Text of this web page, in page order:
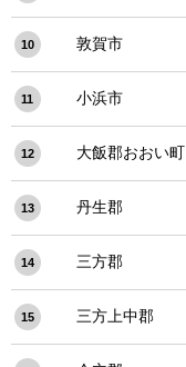
10 敦賀市
11 小浜市
12 大飯郡おおい町
13 丹生郡
14 三方郡
15 三方上中郡